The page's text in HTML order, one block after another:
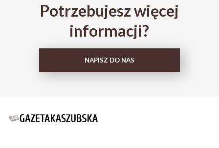
Potrzebujesz więcej
informacji?
NAPISZ DO NAS